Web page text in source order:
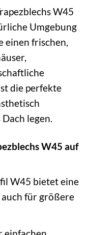
W45
Umgebung
einen frischen,
die perfekte
legen.
W45 auf
W45 bietet eine
für größere